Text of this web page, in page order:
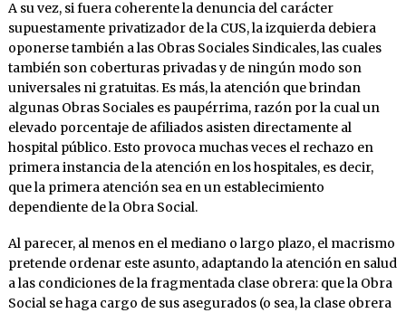
A su vez, si fuera coherente la denuncia del carácter
supuestamente privatizador de la CUS, la izquierda debiera
oponerse también a las Obras Sociales Sindicales, las cuales
también son coberturas privadas y de ningún modo son
universales ni gratuitas. Es más, la atención que brindan
algunas Obras Sociales es paupérrima, razón por la cual un
elevado porcentaje de afiliados asisten directamente al
hospital público. Esto provoca muchas veces el rechazo en
primera instancia de la atención en los hospitales, es decir,
que la primera atención sea en un establecimiento
dependiente de la Obra Social.
Al parecer, al menos en el mediano o largo plazo, el macrismo
pretende ordenar este asunto, adaptando la atención en salud
a las condiciones de la fragmentada clase obrera: que la Obra
Social se haga cargo de sus asegurados (o sea, la clase obrera